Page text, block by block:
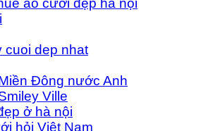
áo cưới đẹp hà nội
cuoi dep nhat
Đông nước Anh
Ville
ở hà nội
hỏi Việt Nam